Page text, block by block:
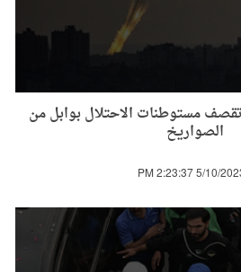
مستوطنات الاحتلال بوابل من
الصواريخ
5/10/2023